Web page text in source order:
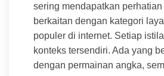
sering mendapatkan perhatian
berkaitan dengan kategori
populer di internet. Setiap
konteks tersendiri. Ada yang
dengan permainan angka,